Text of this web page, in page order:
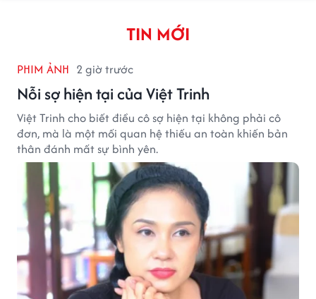
TIN MỚI
PHIM ẢNH 2 giờ trước
Nỗi sợ hiện tại của Việt Trinh
Việt Trinh cho biết điều cô sợ hiện tại không phải cô
đơn, mà là một mối quan hệ thiếu an toàn khiến bản
thân đánh mất sự bình yên.